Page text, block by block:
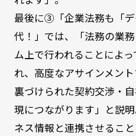
最後に③「企業法務も「
代！」では、「法務の業
ム上で行われることによ
れ、高度なアサインメン
裏づけられた契約交渉・
現につながります」と説
ネス情報と連携させるこ